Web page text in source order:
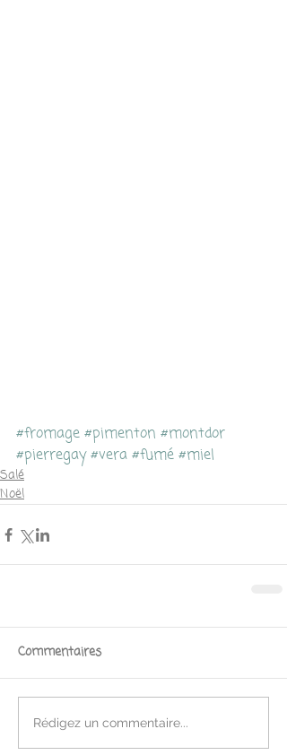
#fromage #pimenton #montdor
#pierregay #vera #fumé #miel
Salé
Noël
Commentaires
Rédigez un commentaire...